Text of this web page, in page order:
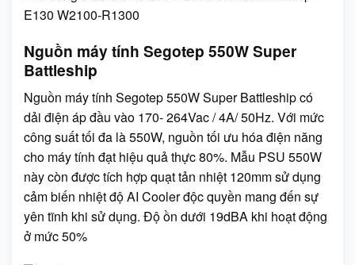
Nguồn máy tính Segotep 550W Super
Battleship
Nguồn máy tính Segotep 550W Super Battleship có
dải điện áp đầu vào 170- 264Vac / 4A/ 50Hz. Với mức
công suất tối đa là 550W, nguồn tối ưu hóa điện năng
cho máy tính đạt hiệu quả thực 80%. Mẫu PSU 550W
này còn được tích hợp quạt tản nhiệt 120mm sử dụng
cảm biến nhiệt độ AI Cooler độc quyền mang đến sự
yên tĩnh khi sử dụng. Độ ồn dưới 19dBA khi hoạt động
ở mức 50%